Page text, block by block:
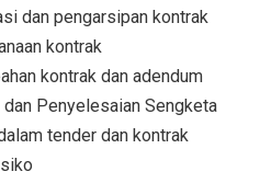
dan pengarsipan kontrak
kontrak
kontrak dan adendum
Penyelesaian Sengketa
tender dan kontrak